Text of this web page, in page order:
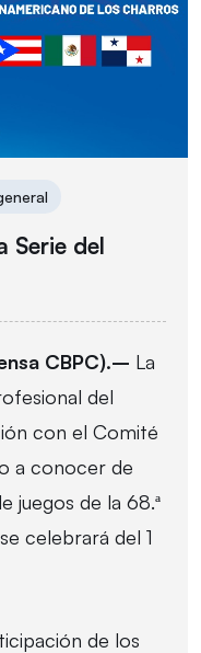
Serie del
CBPC).– La
del
con el Comité
a conocer de
juegos de la 68.ª
celebrará del 1
de los